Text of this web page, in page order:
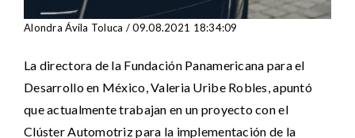
Alondra Ávila Toluca / 09.08.2021 18:34:09
La directora de la Fundación Panamericana para el
Desarrollo en México, Valeria Uribe Robles, apuntó
que actualmente trabajan en un proyecto con el
Clúster Automotriz para la implementación de la